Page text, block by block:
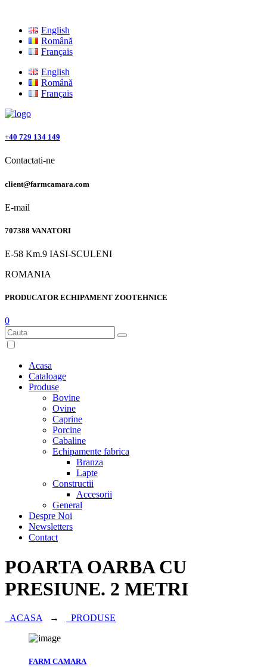
English
Română
Français
English
Română
Français
+40 729 134 149
Contactati-ne
client@farmcamara.com
E-mail
707388 VANATORI
E-58 Km.9 IASI-SCULENI
ROMANIA
PRODUCATOR ECHIPAMENT ZOOTEHNICE
0
Acasa
Cataloage
Produse
Bovine
Ovine
Caprine
Porcine
Cabaline
Echipamente fabrica
Branza
Lapte
Constructii
Accesorii
General
Despre Noi
Newsletters
Contact
POARTA OARBA CU
PRESIUNE. 2 METRI
ACASA → PRODUSE
FARM CAMARA